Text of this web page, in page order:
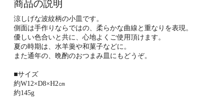
商品の説明
涼しげな波紋柄の小皿です。
側面は手作りならではの、柔らかな曲線と重なりを表現。
優しい色合いと共に、心地よくご使用頂けます。
夏の時期は、水羊羹や和菓子などに。
また通年の、晩酌のおつまみ皿にもどうぞ。
■サイズ
約W12×D8×H2㎝
約145g